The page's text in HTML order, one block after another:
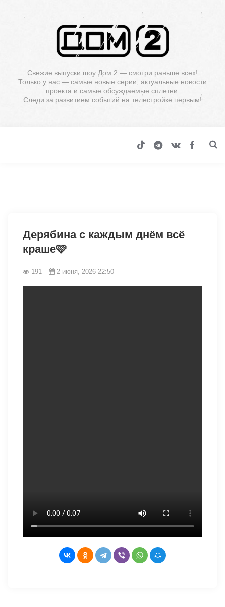
Свежие выпуски шоу Дом 2 — смотри раньше всех!
Только у нас — самые новые серии, актуальные новости
проекта и самые обсуждаемые сплетни.
Следи за развитием событий на телестройке первым!
Дерябина с каждым днём всё
краше🩷
191 2 июня, 2026 22:50